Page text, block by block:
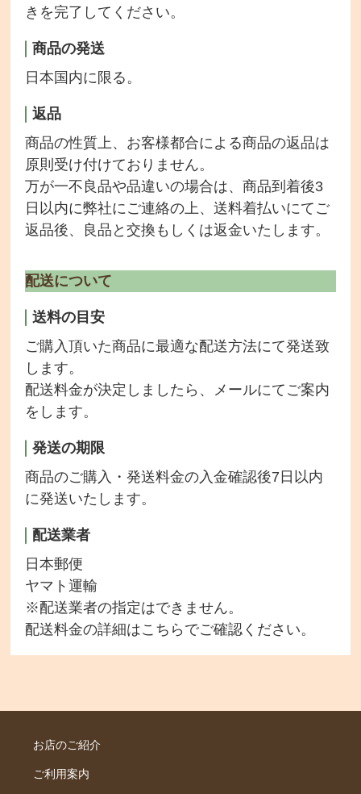
きを完了してください。
商品の発送
日本国内に限る。
返品
商品の性質上、お客様都合による商品の返品は
原則受け付けておりません。
万が一不良品や品違いの場合は、商品到着後3
日以内に弊社にご連絡の上、送料着払いにてご
返品後、良品と交換もしくは返金いたします。
配送について
送料の目安
ご購入頂いた商品に最適な配送方法にて発送致
します。
配送料金が決定しましたら、メールにてご案内
をします。
発送の期限
商品のご購入・発送料金の入金確認後7日以内
に発送いたします。
配送業者
日本郵便
ヤマト運輸
※配送業者の指定はできません。
配送料金の詳細はこちら でご確認ください。
お店のご紹介
ご利用案内